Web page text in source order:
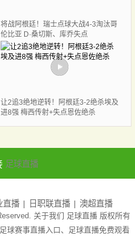
将战阿根廷！瑞士点球大战4-3淘汰哥
伦比亚 D·桑切斯、库乔失点
让2追3绝地逆转！阿根廷3-2绝杀埃及
进8强 梅西传射+失点恩佐绝杀
足球直播
直播 日职联直播 澳超直播
关于我们 足球直播版权所有
球赛事直播入口、足球直播免费观看